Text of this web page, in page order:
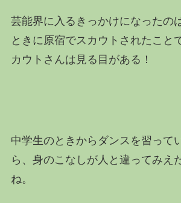
芸能界に入るきっかけになったの
ときに原宿でスカウトされたこと
カウトさんは見る目がある！
中学生のときからダンスを習って
ら、身のこなしが人と違ってみえ
ね。